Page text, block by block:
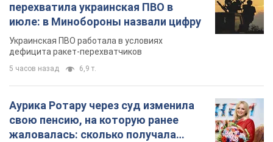
перехватила украинская ПВО в
июле: в Минобороны назвали цифру
Украинская ПВО работала в условиях
дефицита ракет-перехватчиков
5 часов назад 6,9 т.
Аурика Ротару через суд изменила
свою пенсию, на которую ранее
жаловалась: сколько получала